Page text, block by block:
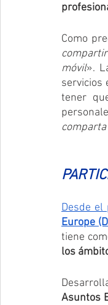
Como
móvil».
servicios
tener
Desde el
Europe
tiene
los
Asuntos